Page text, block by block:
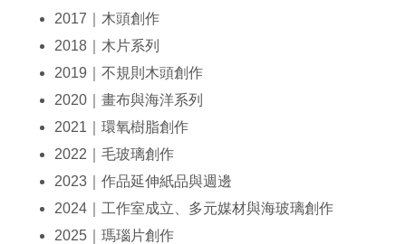
2017｜木頭創作
2018｜木片系列
2019｜不規則木頭創作
2020｜畫布與海洋系列
2021｜環氧樹脂創作
2022｜毛玻璃創作
2023｜作品延伸紙品與週邊
2024｜工作室成立、多元媒材與海玻璃創作
2025｜瑪瑙片創作